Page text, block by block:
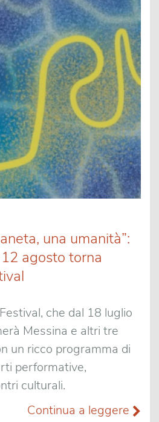
una umanità”:
agosto torna
che dal 18 luglio
Messina e altri tre
un ricco programma di
performative,
culturali.
Continua a leggere